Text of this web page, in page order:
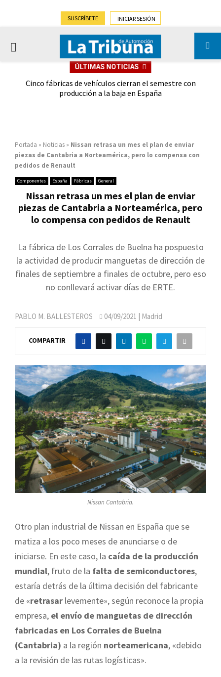
SUSCRÍBETE INICIAR SESIÓN
PRIMARY
ÚLTIMAS NOTICIAS
Cinco fábricas de vehículos cierran el semestre con
producción a la baja en España
Portada » Noticias » Nissan retrasa un mes el plan de enviar
piezas de Cantabria a Norteamérica, pero lo compensa con
pedidos de Renault
Componentes España Fábricas General
Nissan retrasa un mes el plan de enviar
piezas de Cantabria a Norteamérica, pero
lo compensa con pedidos de Renault
La fábrica de Los Corrales de Buelna ha pospuesto
la actividad de producir manguetas de dirección de
finales de septiembre a finales de octubre, pero eso
no conllevará activar días de ERTE.
PABLO M. BALLESTEROS 04/09/2021 | Madrid
COMPARTIR
Nissan Cantabria.
Otro plan industrial de Nissan en España que se
matiza a los poco meses de anunciarse o de
iniciarse. En este caso, la caída de la producción
mundial, fruto de la falta de semiconductores,
estaría detrás de la última decisión del fabricante
de «retrasar levemente», según reconoce la propia
empresa, el envío de manguetas de dirección
fabricadas en Los Corrales de Buelna
(Cantabria) a la región norteamericana, «debido
a la revisión de las rutas logísticas».